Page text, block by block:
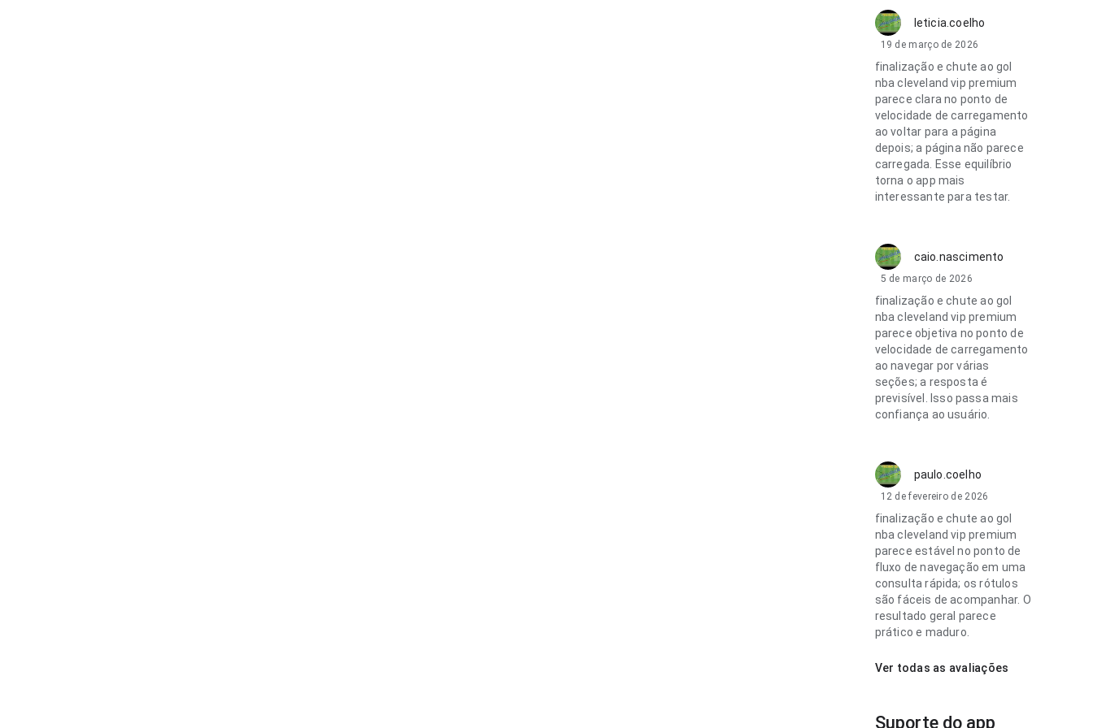
leticia.coelho
19 de março de 2026
finalização e chute ao gol
nba cleveland vip premium
parece clara no ponto de
velocidade de carregamento
ao voltar para a página
depois; a página não parece
carregada. Esse equilíbrio
torna o app mais
interessante para testar.
caio.nascimento
5 de março de 2026
finalização e chute ao gol
nba cleveland vip premium
parece objetiva no ponto de
velocidade de carregamento
ao navegar por várias
seções; a resposta é
previsível. Isso passa mais
confiança ao usuário.
paulo.coelho
12 de fevereiro de 2026
finalização e chute ao gol
nba cleveland vip premium
parece estável no ponto de
fluxo de navegação em uma
consulta rápida; os rótulos
são fáceis de acompanhar. O
resultado geral parece
prático e maduro.
Ver todas as avaliações
Suporte do app